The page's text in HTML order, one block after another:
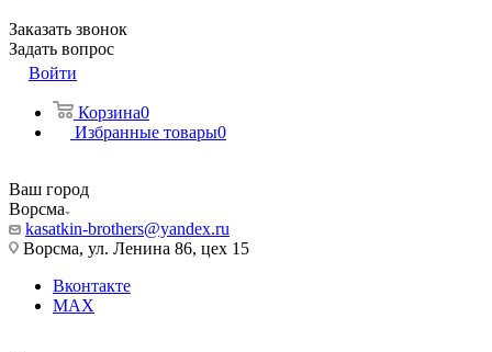
Заказать звонок
Задать вопрос
Войти
Корзина0
Избранные товары0
Ваш город
Ворсма
kasatkin-brothers@yandex.ru
Ворсма, ул. Ленина 86, цех 15
Вконтакте
MAX